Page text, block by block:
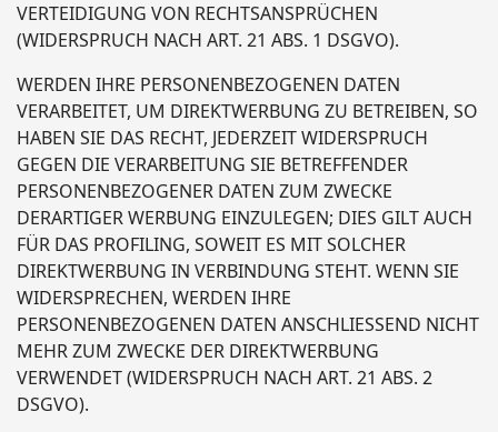
VERTEIDIGUNG VON RECHTSANSPRÜCHEN
(WIDERSPRUCH NACH ART. 21 ABS. 1 DSGVO).
WERDEN IHRE PERSONENBEZOGENEN DATEN
VERARBEITET, UM DIREKTWERBUNG ZU BETREIBEN, SO
HABEN SIE DAS RECHT, JEDERZEIT WIDERSPRUCH
GEGEN DIE VERARBEITUNG SIE BETREFFENDER
PERSONENBEZOGENER DATEN ZUM ZWECKE
DERARTIGER WERBUNG EINZULEGEN; DIES GILT AUCH
FÜR DAS PROFILING, SOWEIT ES MIT SOLCHER
DIREKTWERBUNG IN VERBINDUNG STEHT. WENN SIE
WIDERSPRECHEN, WERDEN IHRE
PERSONENBEZOGENEN DATEN ANSCHLIESSEND NICHT
MEHR ZUM ZWECKE DER DIREKTWERBUNG
VERWENDET (WIDERSPRUCH NACH ART. 21 ABS. 2
DSGVO).